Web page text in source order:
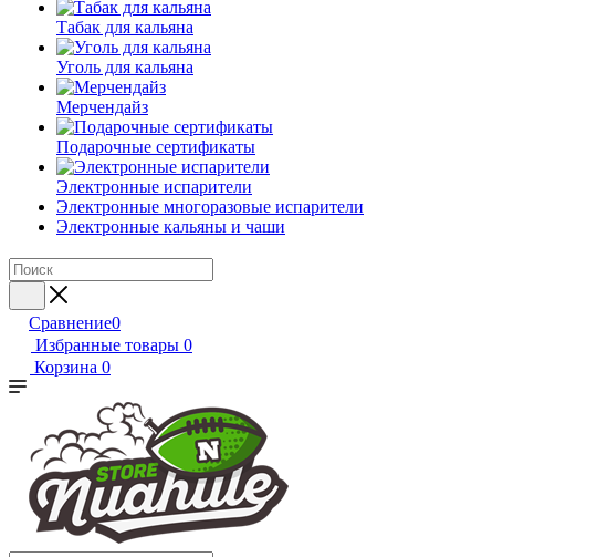
Табак для кальяна
Уголь для кальяна
Мерчендайз
Подарочные сертификаты
Электронные испарители
Электронные многоразовые испарители
Электронные кальяны и чаши
Сравнение0
Избранные товары 0
Корзина 0